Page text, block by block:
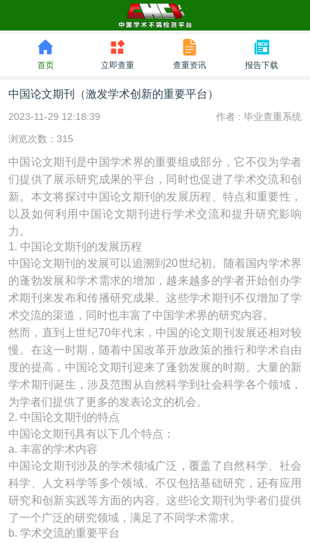
首页 立即查重 查重资讯 报告下载
中国论文期刊（激发学术创新的重要平台）
2023-11-29 12:18:39 作者 : 毕业查重系统
浏览次数：315
中国论文期刊是中国学术界的重要组成部分，它不仅为学者
们提供了展示研究成果的平台，同时也促进了学术交流和创
新。本文将探讨中国论文期刊的发展历程、特点和重要性，
以及如何利用中国论文期刊进行学术交流和提升研究影响
力。
1. 中国论文期刊的发展历程
中国论文期刊的发展可以追溯到20世纪初。随着国内学术界
的蓬勃发展和学术需求的增加，越来越多的学者开始创办学
术期刊来发布和传播研究成果。这些学术期刊不仅增加了学
术交流的渠道，同时也丰富了中国学术界的研究内容。
然而，直到上世纪70年代末，中国的论文期刊发展还相对较
慢。在这一时期，随着中国改革开放政策的推行和学术自由
度的提高，中国论文期刊迎来了蓬勃发展的时期。大量的新
学术期刊诞生，涉及范围从自然科学到社会科学各个领域，
为学者们提供了更多的发表论文的机会。
2. 中国论文期刊的特点
中国论文期刊具有以下几个特点：
a. 丰富的学术内容
中国论文期刊涉及的学术领域广泛，覆盖了自然科学、社会
科学、人文科学等多个领域。不仅包括基础研究，还有应用
研究和创新实践等方面的内容。这些论文期刊为学者们提供
了一个广泛的研究领域，满足了不同学术需求。
b. 学术交流的重要平台